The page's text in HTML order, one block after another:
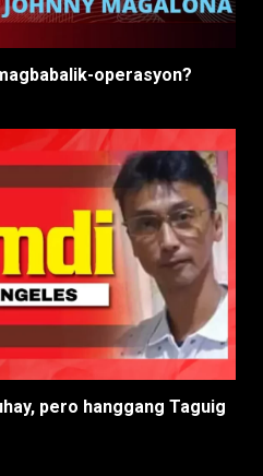
operasyon?
pero hanggang Taguig